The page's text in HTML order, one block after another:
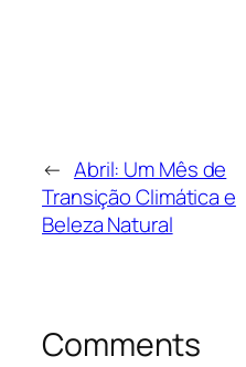
← Abril: Um Mês de
Transição Climática e
Beleza Natural
Comments